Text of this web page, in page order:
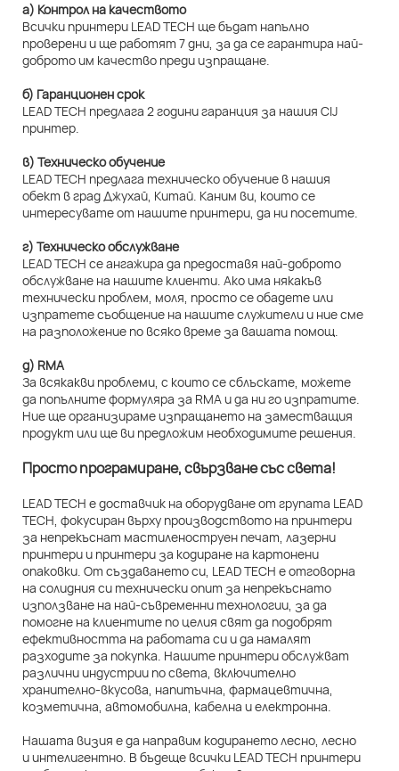
а) Контрол на качеството
Всички принтери LEAD TECH ще бъдат напълно
проверени и ще работят 7 дни, за да се гарантира най-
доброто им качество преди изпращане.
б) Гаранционен срок
LEAD TECH предлага 2 години гаранция за нашия CIJ
принтер.
в) Техническо обучение
LEAD TECH предлага техническо обучение в нашия
обект в град Джухай, Китай. Каним ви, които се
интересувате от нашите принтери, да ни посетите.
г) Техническо обслужване
LEAD TECH се ангажира да предоставя най-доброто
обслужване на нашите клиенти. Ако има някакъв
технически проблем, моля, просто се обадете или
изпратете съобщение на нашите служители и ние сме
на разположение по всяко време за вашата помощ.
д) RMA
За всякакви проблеми, с които се сблъскате, можете
да попълните формуляра за RMA и да ни го изпратите.
Ние ще организираме изпращането на заместващия
продукт или ще ви предложим необходимите решения.
Просто програмиране, свързване със света!
LEAD TECH е доставчик на оборудване от групата LEAD
TECH, фокусиран върху производството на принтери
за непрекъснат мастиленоструен печат, лазерни
принтери и принтери за кодиране на картонени
опаковки. От създаването си, LEAD TECH е отговорна
на солидния си технически опит за непрекъснато
използване на най-съвременни технологии, за да
помогне на клиентите по целия свят да подобрят
ефективността на работата си и да намалят
разходите за покупка. Нашите принтери обслужват
различни индустрии по света, включително
хранително-вкусова, напитъчна, фармацевтична,
козметична, автомобилна, кабелна и електронна.
Нашата визия е да направим кодирането лесно, лесно
и интелигентно. В бъдеще всички LEAD TECH принтери